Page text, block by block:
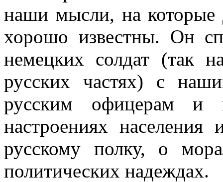
наши мысли, на
хорошо известны. Он
немецких солдат (так
русских частях) с
русским офицерам и
настроениях
русскому полку, о
политических надеждах.